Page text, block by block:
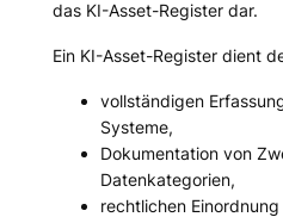
das KI-Asset-Register dar.
Ein KI-Asset-Register dient
vollständigen
Systeme,
Dokumentation von
Datenkategorien,
rechtlichen